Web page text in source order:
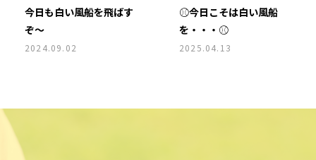
今日も白い風船を飛ばす
ぞ～
2024.09.02
⚾今日こそは白い風船
を・・・⚾
2025.04.13